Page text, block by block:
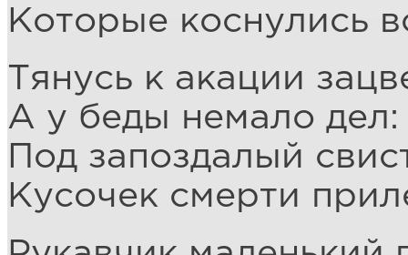
Которые коснулись
Тянусь к акации
А у беды немало дел:
Под запоздалый
Кусочек смерти